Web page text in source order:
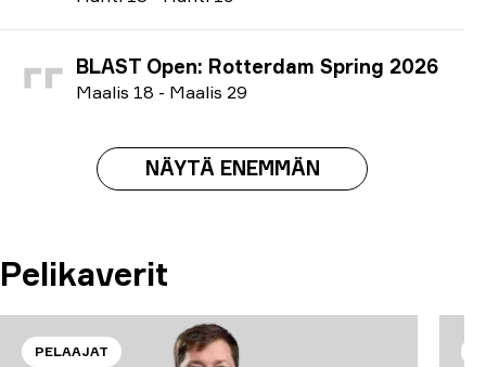
BLAST Open: Rotterdam Spring 2026
Maalis 18 - Maalis 29
NÄYTÄ ENEMMÄN
Pelikaverit
PELAAJAT